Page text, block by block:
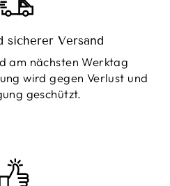
sicherer Versand
am nächsten Werktag
wird gegen Verlust und
geschützt.